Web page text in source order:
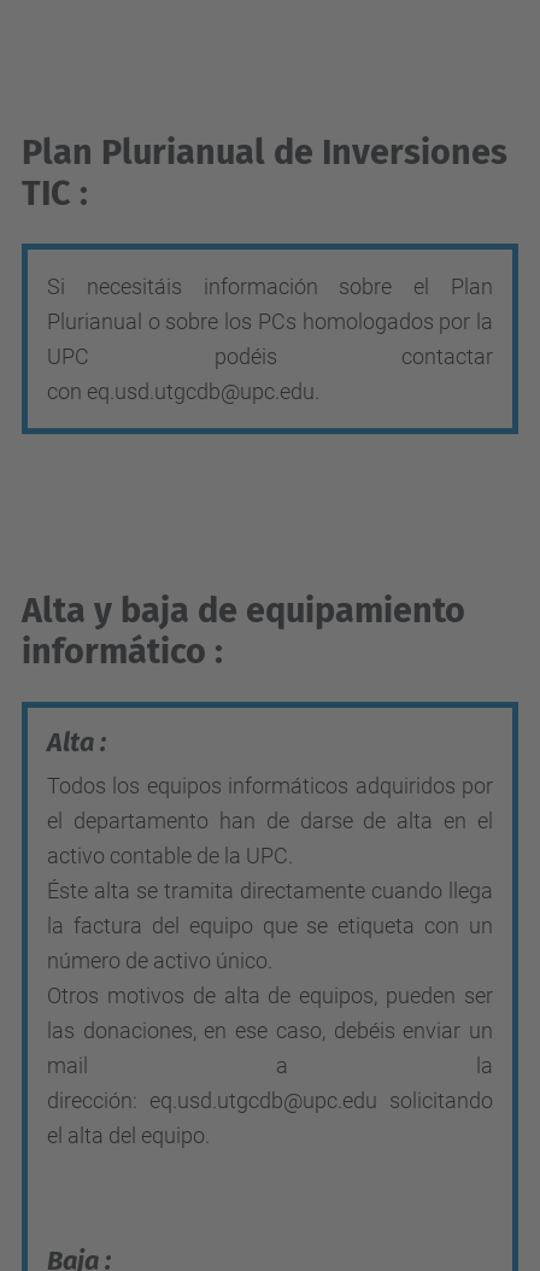
Plan Plurianual de Inversiones
TIC :
Si necesitáis información sobre el Plan
Plurianual o sobre los PCs homologados por la
UPC podéis contactar
con eq.usd.utgcdb@upc.edu
Alta y baja de equipamiento
informático :
Alta :
Todos los equipos informáticos adquiridos por
el departamento han de darse de alta en el
activo contable de la UPC.
Éste alta se tramita directamente cuando llega
la factura del equipo que se etiqueta con un
número de activo único.
Otros motivos de alta de equipos, pueden ser
las donaciones, en ese caso, debéis enviar un
mail a la
dirección: eq.usd.utgcdb@upc.edu solicitando
el alta del equipo.
Baja :